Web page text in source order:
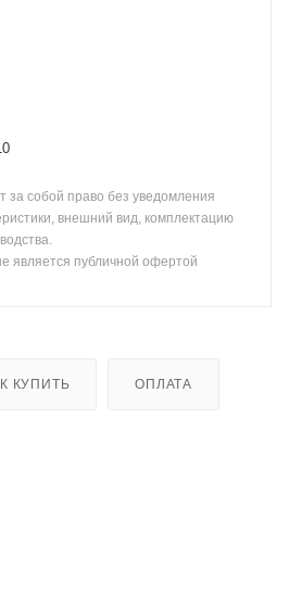
за собой право без уведомления
внешний вид, комплектацию
является публичной офертой
КУПИТЬ ОПЛАТА